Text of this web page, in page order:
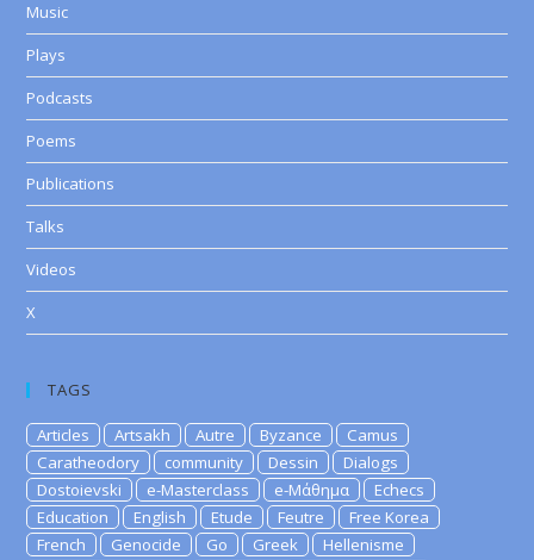
Music
Plays
Podcasts
Poems
Publications
Talks
Videos
X
TAGS
Articles Artsakh Autre Byzance
Camus
Caratheodory
community Dessin
Dialogs
Dostoievski
e-Masterclass e-Μάθημα
Echecs
Education
English Etude Feutre
Free Korea
French
Genocide Go Greek
Hellenisme